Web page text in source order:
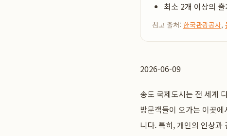
최소 2개 이상의
참고 출처: 한국관광공사,
2026-06-09
송도 국제도시는 전 세계
방문객들이 오가는 이곳
니다. 특히, 개인의 인상과